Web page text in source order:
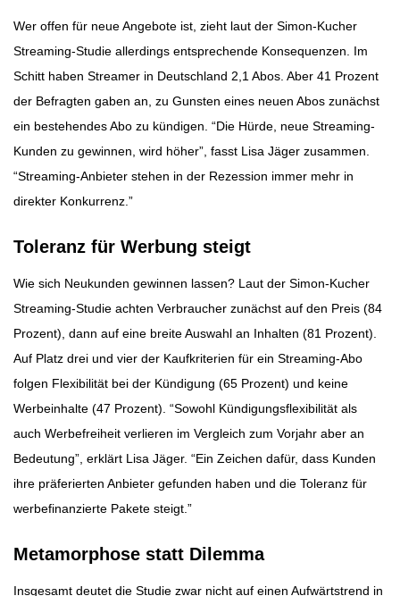
Wer offen für neue Angebote ist, zieht laut der Simon-Kucher
Streaming-Studie allerdings entsprechende Konsequenzen. Im
Schitt haben Streamer in Deutschland 2,1 Abos. Aber 41 Prozent
der Befragten gaben an, zu Gunsten eines neuen Abos zunächst
ein bestehendes Abo zu kündigen. “Die Hürde, neue Streaming-
Kunden zu gewinnen, wird höher”, fasst Lisa Jäger zusammen.
“Streaming-Anbieter stehen in der Rezession immer mehr in
direkter Konkurrenz.”
Toleranz für Werbung steigt
Wie sich Neukunden gewinnen lassen? Laut der Simon-Kucher
Streaming-Studie achten Verbraucher zunächst auf den Preis (84
Prozent), dann auf eine breite Auswahl an Inhalten (81 Prozent).
Auf Platz drei und vier der Kaufkriterien für ein Streaming-Abo
folgen Flexibilität bei der Kündigung (65 Prozent) und keine
Werbeinhalte (47 Prozent). “Sowohl Kündigungsflexibilität als
auch Werbefreiheit verlieren im Vergleich zum Vorjahr aber an
Bedeutung”, erklärt Lisa Jäger. “Ein Zeichen dafür, dass Kunden
ihre präferierten Anbieter gefunden haben und die Toleranz für
werbefinanzierte Pakete steigt.”
Metamorphose statt Dilemma
Insgesamt deutet die Studie zwar nicht auf einen Aufwärtstrend in